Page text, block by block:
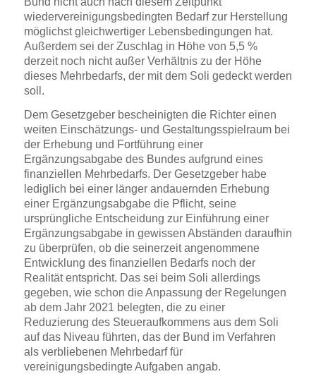
wiedervereinigungsbedingten Bedarf zur Herstellung
möglichst gleichwertiger Lebensbedingungen hat.
Außerdem sei der Zuschlag in Höhe von 5,5 %
derzeit noch nicht außer Verhältnis zu der Höhe
dieses Mehrbedarfs, der mit dem Soli gedeckt werden
soll.
Dem Gesetzgeber bescheinigten die Richter einen
weiten Einschätzungs- und Gestaltungsspielraum bei
der Erhebung und Fortführung einer
Ergänzungsabgabe des Bundes aufgrund eines
finanziellen Mehrbedarfs. Der Gesetzgeber habe
lediglich bei einer länger andauernden Erhebung
einer Ergänzungsabgabe die Pflicht, seine
ursprüngliche Entscheidung zur Einführung einer
Ergänzungsabgabe in gewissen Abständen daraufhin
zu überprüfen, ob die seinerzeit angenommene
Entwicklung des finanziellen Bedarfs noch der
Realität entspricht. Das sei beim Soli allerdings
gegeben, wie schon die Anpassung der Regelungen
ab dem Jahr 2021 belegten, die zu einer
Reduzierung des Steueraufkommens aus dem Soli
auf das Niveau führten, das der Bund im Verfahren
als verbliebenen Mehrbedarf für
vereinigungsbedingte Aufgaben angab.